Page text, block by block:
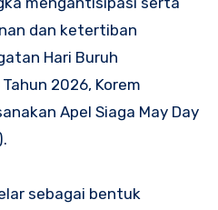
dan ketertiban
Hari Buruh
2026, Korem
Apel Siaga May Day
sebagai bentuk